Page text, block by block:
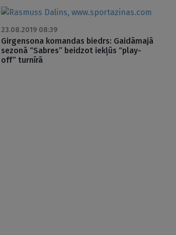
23.08.2019 08:39
Girgensona komandas biedrs: Gaidāmajā
sezonā “Sabres” beidzot iekļūs “play-
off” turnīrā